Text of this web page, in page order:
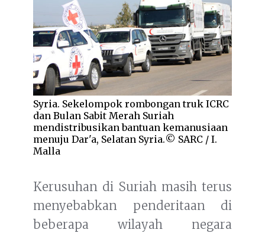
Syria. Sekelompok rombongan truk ICRC
dan Bulan Sabit Merah Suriah
mendistribusikan bantuan kemanusiaan
menuju Dar'a, Selatan Syria.© SARC / I.
Malla
Kerusuhan di Suriah masih terus
menyebabkan penderitaan di
beberapa wilayah negara